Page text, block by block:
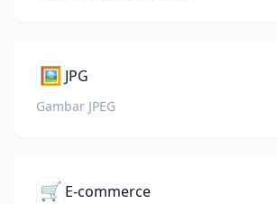
🖼️ JPG
Gambar JPEG
🛒 E-commerce